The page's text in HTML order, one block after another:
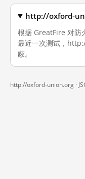
http://oxford-
根据 GreatFire 对防
最近一次测试，
蔽。
http://oxford-union.org ·